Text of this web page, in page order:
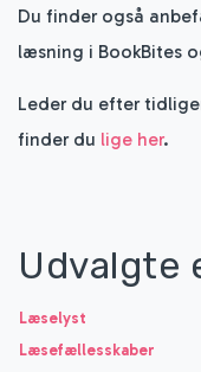
Du finder også
læsning i BookBites
Leder du efter
finder du lige her.
Udvalgte
Læselyst
Læsefællesskaber